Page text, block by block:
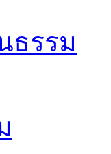
ธรรม